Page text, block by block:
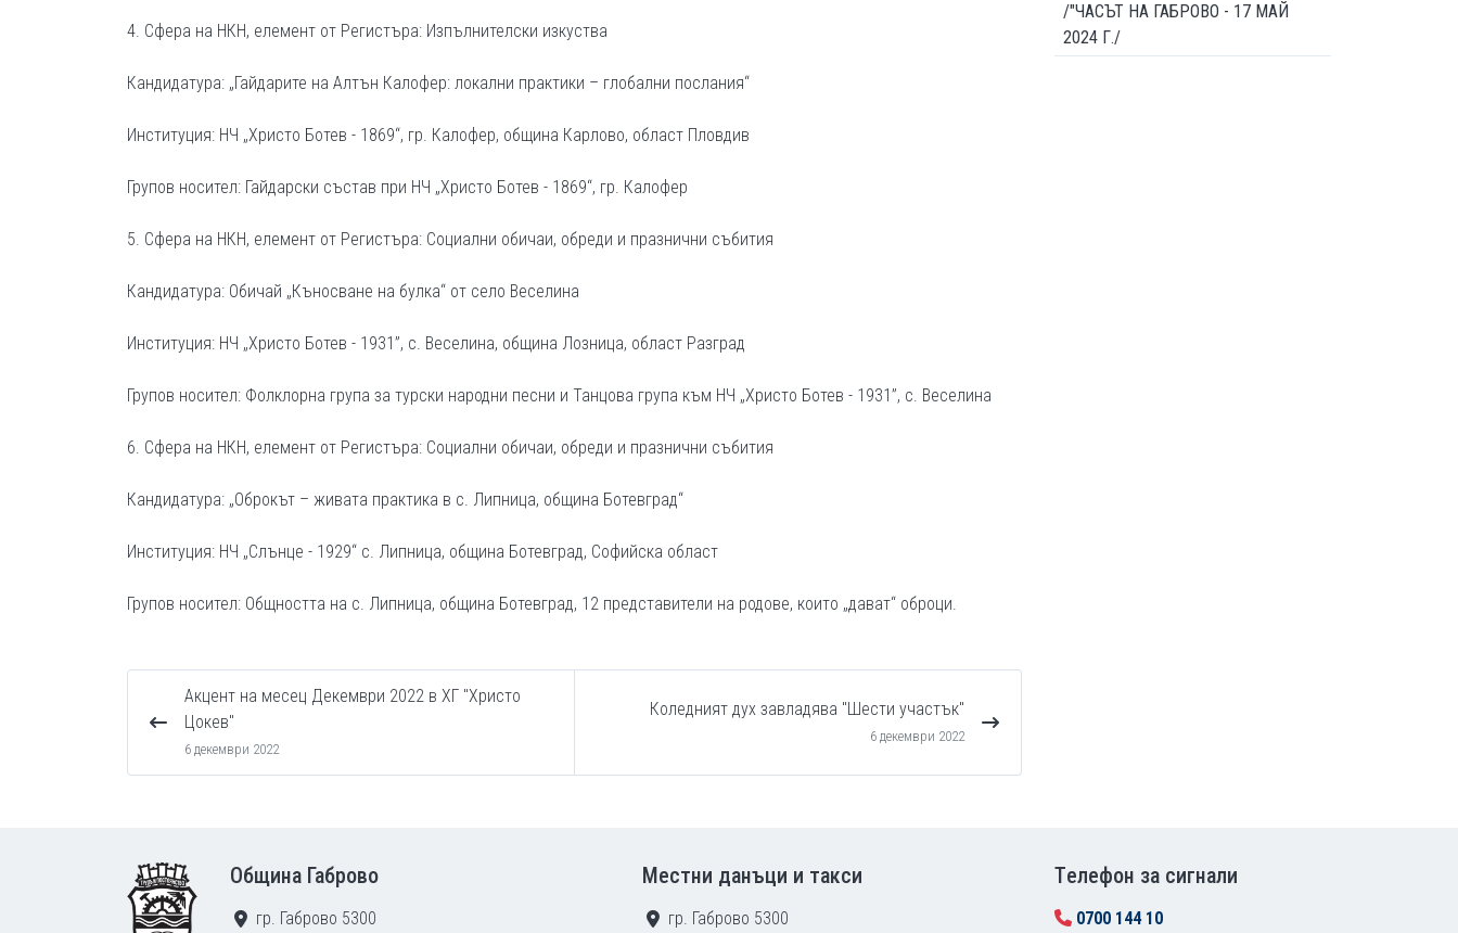
4. Сфера на НКН, елемент от Регистъра: Изпълнителски изкуства
Кандидатура: „Гайдарите на Алтън Калофер: локални практики – глобални послания“
Институция: НЧ „Христо Ботев - 1869“, гр. Калофер, община Карлово, област Пловдив
Групов носител: Гайдарски състав при НЧ „Христо Ботев - 1869“, гр. Калофер
5. Сфера на НКН, елемент от Регистъра: Социални обичаи, обреди и празнични събития
Кандидатура: Обичай „Къносване на булка“ от село Веселина
Институция: НЧ „Христо Ботев - 1931”, с. Веселина, община Лозница, област Разград
Групов носител: Фолклорна група за турски народни песни и Танцова група към НЧ „Христо Ботев - 1931”, с. Веселина
6. Сфера на НКН, елемент от Регистъра: Социални обичаи, обреди и празнични събития
Кандидатура: „Оброкът – живата практика в с. Липница, община Ботевград“
Институция: НЧ „Слънце - 1929“ с. Липница, община Ботевград, Софийска област
Групов носител: Общността на с. Липница, община Ботевград, 12 представители на родове, които „дават“ оброци.
Акцент на месец Декември 2022 в ХГ "Христо
Цокев"
6 декември 2022
Коледният дух завладява "Шести участък"
6 декември 2022
/"ЧАСЪТ НА ГАБРОВО - 17 МАЙ
2024 Г./
Община Габрово
гр. Габрово 5300
Местни данъци и такси
гр. Габрово 5300
Tелефон за сигнали
0700 144 10